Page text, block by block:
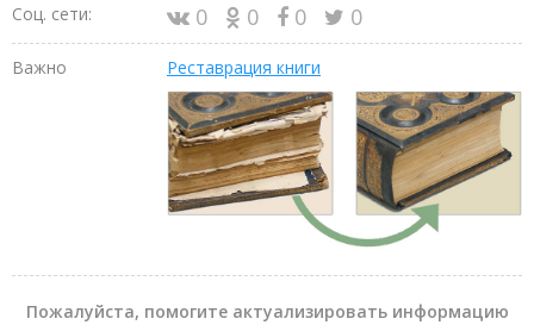
Соц. сети: 0 0 0 0
Важно Реставрация книги
Пожалуйста, помогите актуализировать информацию